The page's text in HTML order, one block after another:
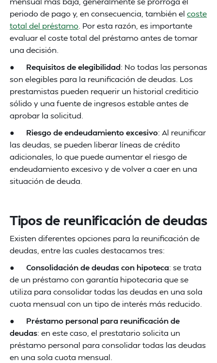
periodo de pago y, en consecuencia, también el coste
total del préstamo . Por esta razón, es importante
evaluar el coste total del préstamo antes de tomar
una decisión.
● Requisitos de elegibilidad: No todas las personas
son elegibles para la reunificación de deudas. Los
prestamistas pueden requerir un historial crediticio
sólido y una fuente de ingresos estable antes de
aprobar la solicitud.
● Riesgo de endeudamiento excesivo: Al reunificar
las deudas, se pueden liberar líneas de crédito
adicionales, lo que puede aumentar el riesgo de
endeudamiento excesivo y de volver a caer en una
situación de deuda.
Tipos de reunificación de deudas
Existen diferentes opciones para la reunificación de
deudas, entre las cuales destacamos tres:
● Consolidación de deudas con hipoteca: se trata
de un préstamo con garantía hipotecaria que se
utiliza para consolidar todas las deudas en una sola
cuota mensual con un tipo de interés más reducido.
● Préstamo personal para reunificación de
deudas: en este caso, el prestatario solicita un
préstamo personal para consolidar todas las deudas
en una sola cuota mensual.